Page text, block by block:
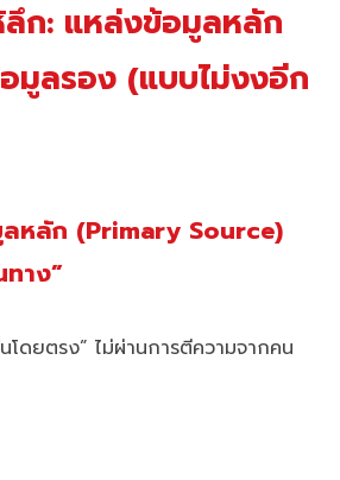
ห้ลึก: แหล่งข้อมูลหลัก
มูลรอง (แบบไม่งงอีก
หลัก (Primary Source)
าง”
ดยตรง” ไม่ผ่านการตีความจากคน